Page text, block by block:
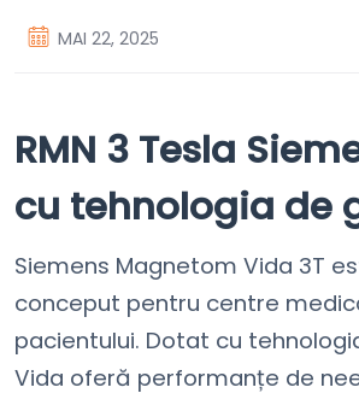
MAI 22, 2025
RMN 3 Tesla
cu tehnologia de
Siemens Magnetom Vida 3T
conceput pentru centre
pacientului. Dotat cu
Vida oferă performanțe de